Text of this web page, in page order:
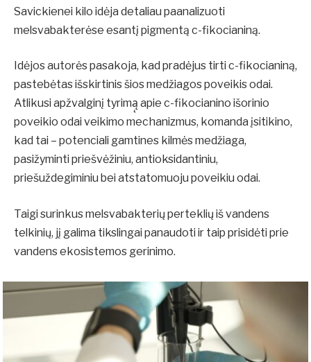
Savickienei kilo idėja detaliau paanalizuoti
melsvabakterėse esantį pigmentą c-fikocianiną.
Idėjos autorės pasakoja, kad pradėjus tirti c-fikocianiną,
pastebėtas išskirtinis šios medžiagos poveikis odai.
Atlikusi apžvalginį tyrimą̨ apie c-fikocianino išorinio
poveikio odai veikimo mechanizmus, komanda įsitikino,
kad tai – potenciali gamtines kilmės medžiaga,
pasižyminti priešvėžiniu, antioksidantiniu,
priešuždegiminiu bei atstatomuoju poveikiu odai.
Taigi surinkus melsvabakterių perteklių iš vandens
telkinių, jį galima tikslingai panaudoti ir taip prisidėti prie
vandens ekosistemos gerinimo.